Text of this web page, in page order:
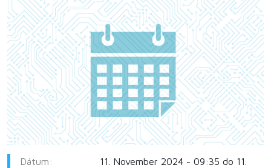
Dátum:
11. November 2024 - 09:35 do 11.